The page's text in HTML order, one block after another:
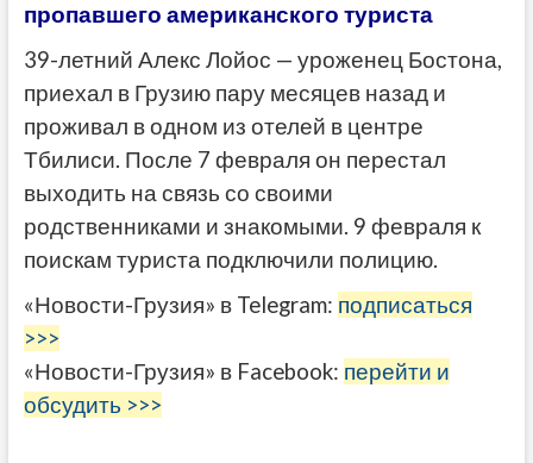
пропавшего американского туриста
39-летний Алекс Лойос — уроженец Бостона,
приехал в Грузию пару месяцев назад и
проживал в одном из отелей в центре
Тбилиси. После 7 февраля он перестал
выходить на связь со своими
родственниками и знакомыми. 9 февраля к
поискам туриста подключили полицию.
«Новости-Грузия» в Telegram: подписаться
>>>
«Новости-Грузия» в Facebook: перейти и
обсудить >>>